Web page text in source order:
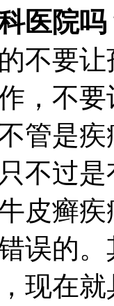
医院吗
不要
，不
管是
不过
皮癣
误的
现在